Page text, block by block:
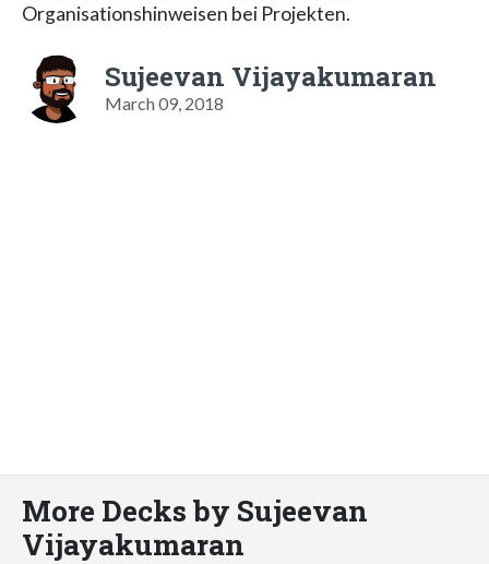
Organisationshinweisen bei Projekten.
Sujeevan Vijayakumaran
March 09, 2018
More Decks by Sujeevan
Vijayakumaran